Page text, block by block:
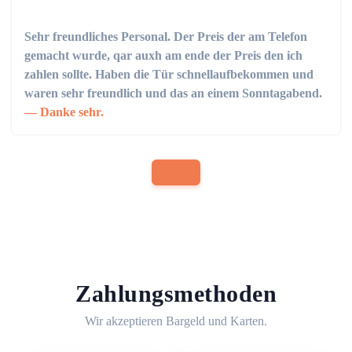
Sehr freundliches Personal. Der Preis der am Telefon
gemacht wurde, qar auxh am ende der Preis den ich
zahlen sollte. Haben die Tür schnellaufbekommen und
waren sehr freundlich und das an einem Sonntagabend.
Danke sehr.
Zahlungsmethoden
Wir akzeptieren Bargeld und Karten.